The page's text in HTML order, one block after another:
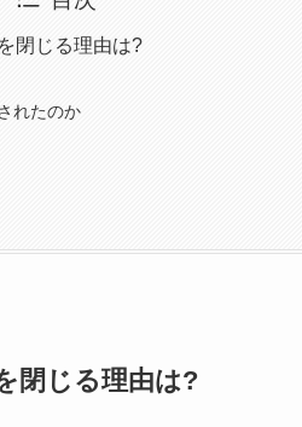
閉じる理由は?
れたのか
閉じる理由は?